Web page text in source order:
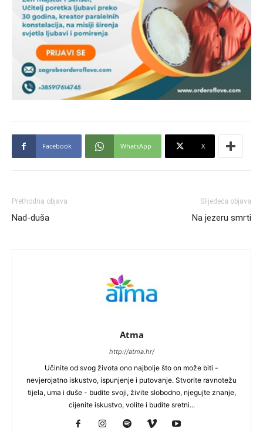
Facebook WhatsApp X
Prethodna objava
Nad-duša
Slijedeća objava
Na jezeru smrti
Atma
http://atma.hr/
Učinite od svog života ono najbolje što on može biti -
nevjerojatno iskustvo, ispunjenje i putovanje. Stvorite ravnotežu
tijela, uma i duše - budite svoji, živite slobodno, njegujte znanje,
cijenite iskustvo, volite i budite sretni...